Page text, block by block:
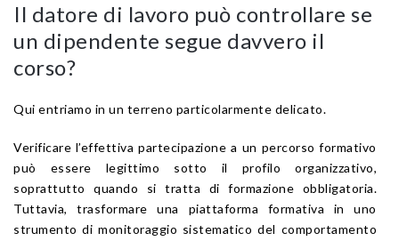
Il datore di lavoro può controllare se
un dipendente segue davvero il
corso?
Qui entriamo in un terreno particolarmente delicato.
Verificare l’effettiva partecipazione a un percorso formativo
può essere legittimo sotto il profilo organizzativo,
soprattutto quando si tratta di formazione obbligatoria.
Tuttavia, trasformare una piattaforma formativa in uno
strumento di monitoraggio sistematico del comportamento